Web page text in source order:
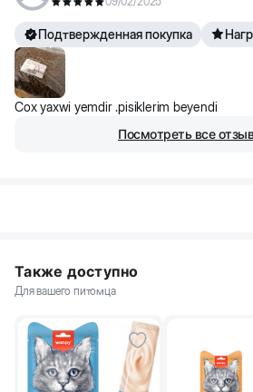
Подтвержденная покупка
Cox yaxwi yemdir .pisiklerim beyendi
Посмотреть все
Также доступно
Для вашего питомца